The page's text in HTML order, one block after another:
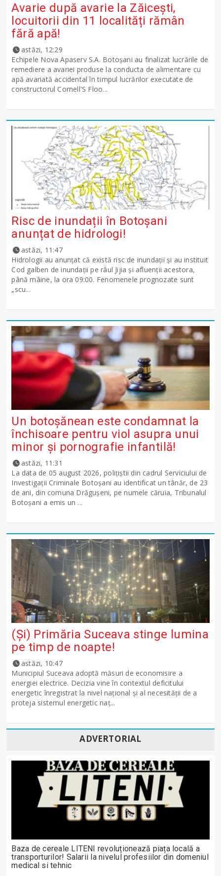
Avarie după avarie la Zăicești,
locuitorii din 11 localități rămân
fără apă!
astăzi, 12:29
Echipele Nova Apaserv S.A. Botoșani au finalizat lucrările de
remediere a avariei produse la conducta de alimentare cu
apă avariată accidental în timpul lucrărilor executate de
constructorul Cornell'S Floo...
Risc de inundații în Botoșani
anunțat de hidrologi!
astăzi, 11:47
Hidrologii au anunțat că există risc de inundații și au instituit
Cod galben de inundații pe râul Jijia și afluenții acestora,
până mâine, la ora 09:00. Fenomenele prognozate sunt
„scu...
Un botoșănean este condamnat la
închisoare pentru viol asupra unui
minor și pornografie infantilă!
astăzi, 11:31
La data de 05 august 2026, polițiștii din cadrul Serviciului de
Investigații Criminale Botoșani au identificat un tânăr, de 23
de ani, din comuna Drăgușeni, pe numele căruia, Tribunalul
Botoșani a emis un ...
(Și) Primăria Suceava stinge lumina
pe timp de noapte!
astăzi, 10:47
Municipiul Suceava adoptă măsuri de economisire a
energiei electrice. Decizia vine în contextul deficitului
energetic înregistrat la nivel național și al necesității de a
proteja sistemul energetic naț...
ADVERTORIAL
Baza de cereale LITENI revoluționează piața locală a
transporturilor! Salarii la nivelul profesiilor din domeniul
medical si tehnic